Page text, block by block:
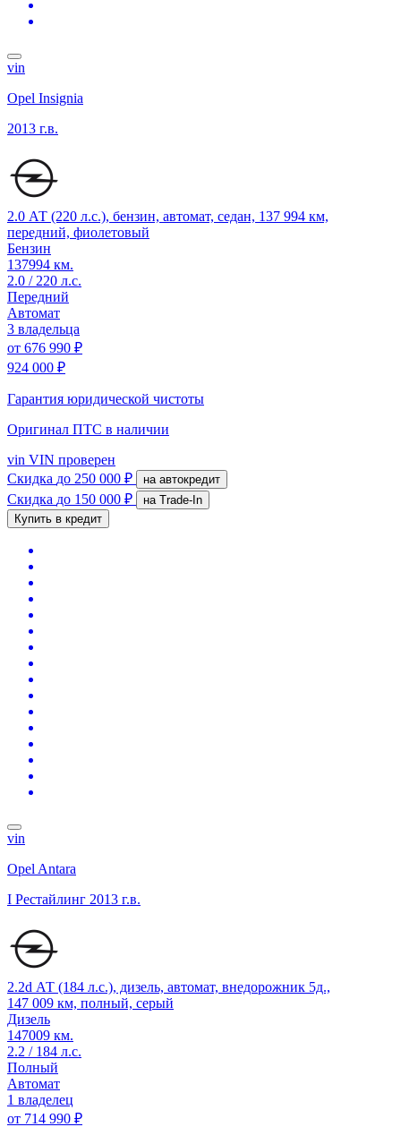
vin
Opel Insignia
2013 г.в.
2.0 АТ (220 л.с.), бензин, автомат, седан, 137 994 км,
передний, фиолетовый
Бензин
137994 км.
2.0 / 220 л.с.
Передний
Автомат
3 владельца
от 676 990 ₽
924 000 ₽
Гарантия юридической чистоты
Оригинал ПТС в наличии
vin VIN проверен
Скидка до 250 000 ₽ на автокредит
Скидка до 150 000 ₽
на Trade-In
Купить в кредит
vin
Opel Antara
I Рестайлинг 2013 г.в.
2.2d АТ (184 л.с.), дизель, автомат, внедорожник 5д.,
147 009 км, полный, серый
Дизель
147009 км.
2.2 / 184 л.с.
Полный
Автомат
1 владелец
от 714 990 ₽